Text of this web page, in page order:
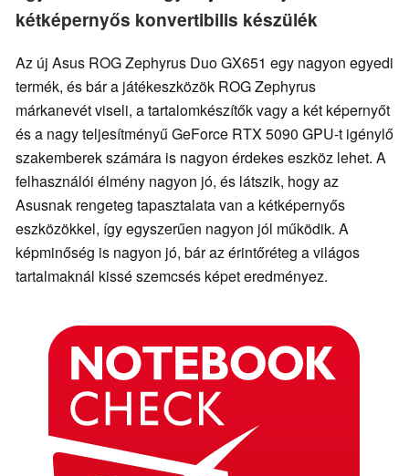
kétképernyős konvertibilis készülék
Az új Asus ROG Zephyrus Duo GX651 egy nagyon egyedi
termék, és bár a játékeszközök ROG Zephyrus
márkanevét viseli, a tartalomkészítők vagy a két képernyőt
és a nagy teljesítményű GeForce RTX 5090 GPU-t igénylő
szakemberek számára is nagyon érdekes eszköz lehet. A
felhasználói élmény nagyon jó, és látszik, hogy az
Asusnak rengeteg tapasztalata van a kétképernyős
eszközökkel, így egyszerűen nagyon jól működik. A
képminőség is nagyon jó, bár az érintőréteg a világos
tartalmaknál kissé szemcsés képet eredményez.